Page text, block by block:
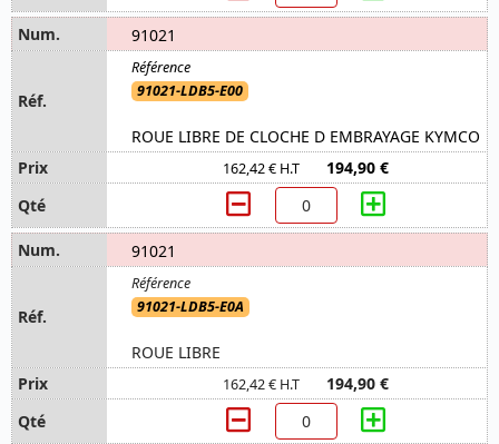
91021
91021-LDB5-E00
ROUE LIBRE DE CLOCHE D EMBRAYAGE KYMCO
162,42 € H.T 194,90 €
91021
91021-LDB5-E0A
ROUE LIBRE
162,42 € H.T 194,90 €